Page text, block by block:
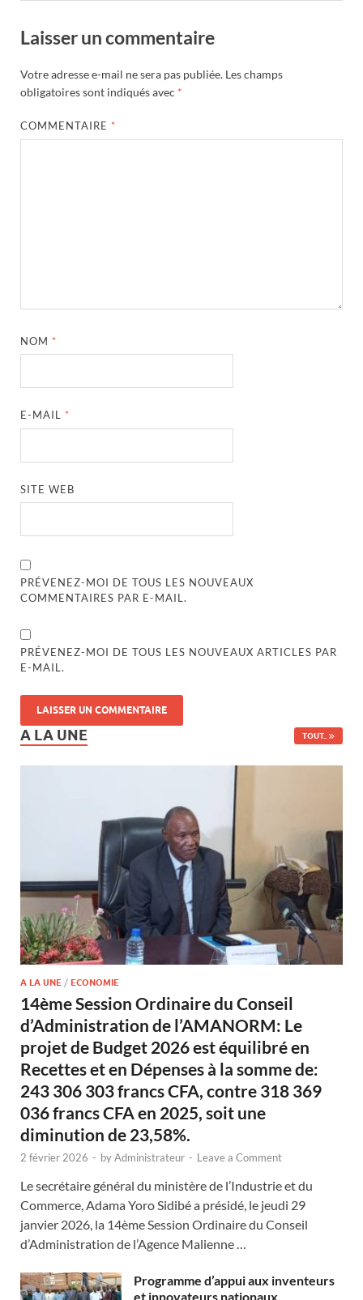
Laisser un commentaire
Votre adresse e-mail ne sera pas publiée. Les champs
obligatoires sont indiqués avec *
COMMENTAIRE *
NOM *
E-MAIL *
SITE WEB
PRÉVENEZ-MOI DE TOUS LES NOUVEAUX
COMMENTAIRES PAR E-MAIL.
PRÉVENEZ-MOI DE TOUS LES NOUVEAUX ARTICLES PAR
E-MAIL.
A LA UNE TOUT..
A LA UNE / ECONOMIE
14ème Session Ordinaire du Conseil
d’Administration de l’AMANORM: Le
projet de Budget 2026 est équilibré en
Recettes et en Dépenses à la somme de:
243 306 303 francs CFA, contre 318 369
036 francs CFA en 2025, soit une
diminution de 23,58%.
2 février 2026 - byAdministrateur - Leave a Comment
Le secrétaire général du ministère de l’Industrie et du
Commerce, Adama Yoro Sidibé a présidé, le jeudi 29
janvier 2026, la 14ème Session Ordinaire du Conseil
d’Administration de l’Agence Malienne …
Programme d’appui aux inventeurs
et innovateurs nationaux